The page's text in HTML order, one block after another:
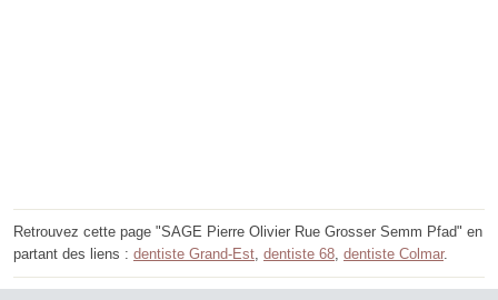
Retrouvez cette page "SAGE Pierre Olivier Rue Grosser Semm Pfad" en
partant des liens : dentiste Grand-Est dentiste 68 dentiste Colmar.